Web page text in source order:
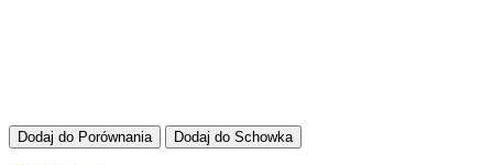
Dodaj do Porównania Dodaj do Schowka